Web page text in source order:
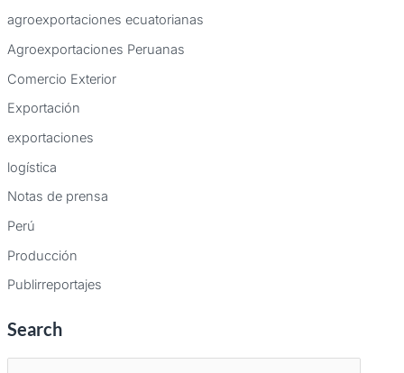
agroexportaciones ecuatorianas
Agroexportaciones Peruanas
Comercio Exterior
Exportación
exportaciones
logística
Notas de prensa
Perú
Producción
Publirreportajes
Search